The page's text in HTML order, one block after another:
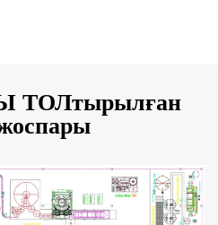
ТОЛтырылған